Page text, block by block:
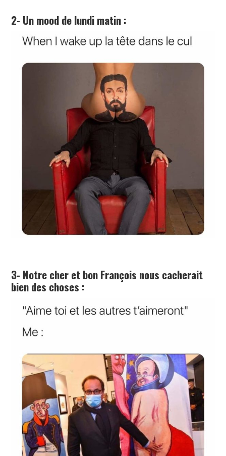
2- Un mood de lundi matin :
3- Notre cher et bon François nous cacherait
bien des choses :